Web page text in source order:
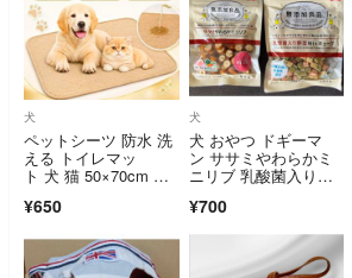
犬
ペットシーツ 防水 洗
える トイレマッ
ト 犬 猫 50×70cm ベ
¥650
犬
犬 おやつ ドギーマ
ン ササミやわらかミ
ニリブ 乳酸菌入り野
加 国産
¥700